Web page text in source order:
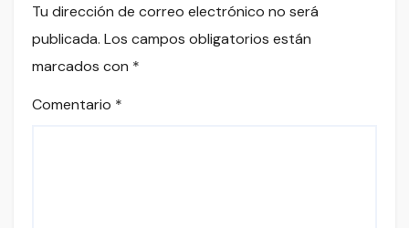
Tu dirección de correo electrónico no será
publicada. Los campos obligatorios están
marcados con *
Comentario *